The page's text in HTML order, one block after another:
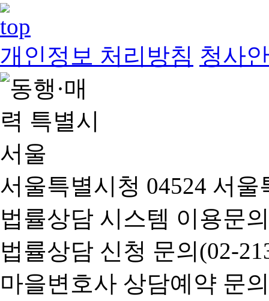
개인정보 처리방침 청사
서울특별시청 04524 서
법률상담 시스템 이용문
법률상담 신청 문의(02-
마을변호사 상담예약 문